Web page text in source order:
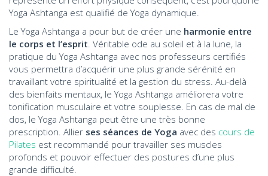
Yoga Ashtanga est qualifié de Yoga dynamique.
Le Yoga Ashtanga a pour but de créer une harmonie entre
le corps et l’esprit. Véritable ode au soleil et à la lune, la
pratique du Yoga Ashtanga avec nos professeurs certifiés
vous permettra d’acquérir une plus grande sérénité en
travaillant votre spiritualité et la gestion du stress. Au-delà
des bienfaits mentaux, le Yoga Ashtanga améliorera votre
tonification musculaire et votre souplesse. En cas de mal de
dos, le Yoga Ashtanga peut être une très bonne
prescription. Allier ses séances de Yoga avec des cours de
Pilates est recommandé pour travailler ses muscles
profonds et pouvoir effectuer des postures d’une plus
grande difficulté.